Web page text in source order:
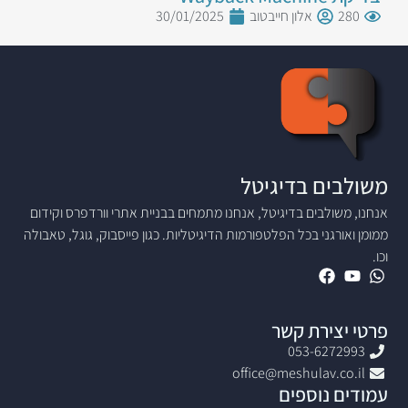
280 אלון חייבטוב 30/01/2025
משולבים בדיגיטל
אנחנו, משולבים בדיגיטל, אנחנו מתמחים בבניית אתרי וורדפרס וקידום
ממומן ואורגני בכל הפלטפורמות הדיגיטליות. כגון פייסבוק, גוגל, טאבולה
וכו.
פרטי יצירת קשר
053-6272993
office@meshulav.co.il
עמודים נוספים